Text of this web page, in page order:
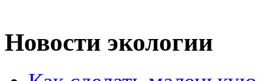
Новости экологии